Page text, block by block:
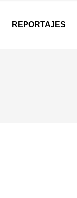
REPORTAJES